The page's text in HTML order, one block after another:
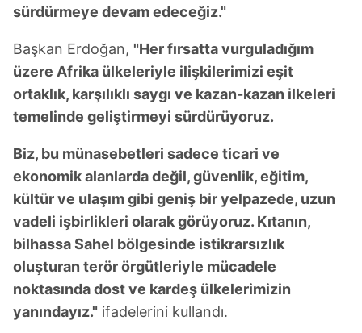
sürdürmeye devam edeceğiz."
Başkan Erdoğan, "Her fırsatta vurguladığım
üzere Afrika ülkeleriyle ilişkilerimizi eşit
ortaklık, karşılıklı saygı ve kazan-kazan ilkeleri
temelinde geliştirmeyi sürdürüyoruz.
Biz, bu münasebetleri sadece ticari ve
ekonomik alanlarda değil, güvenlik, eğitim,
kültür ve ulaşım gibi geniş bir yelpazede, uzun
vadeli işbirlikleri olarak görüyoruz. Kıtanın,
bilhassa Sahel bölgesinde istikrarsızlık
oluşturan terör örgütleriyle mücadele
noktasında dost ve kardeş ülkelerimizin
yanındayız." ifadelerini kullandı.